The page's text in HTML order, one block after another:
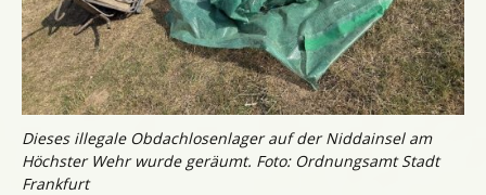
Dieses illegale Obdachlosenlager auf der Niddainsel am
Höchster Wehr wurde geräumt. Foto: Ordnungsamt Stadt
Frankfurt